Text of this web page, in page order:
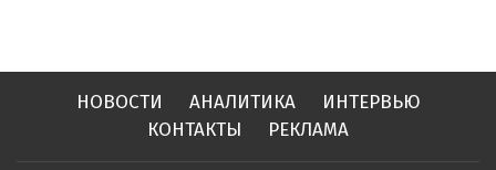
НОВОСТИ АНАЛИТИКА
ИНТЕРВЬЮ
КОНТАКТЫ
РЕКЛАМА